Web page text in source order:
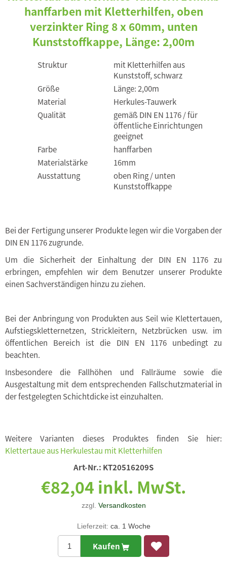
hanffarben mit Kletterhilfen, oben
verzinkter Ring 8 x 60mm, unten
Kunststoffkappe, Länge: 2,00m
Struktur
mit Kletterhilfen aus
Kunststoff, schwarz
Größe
Länge: 2,00m
Material
Herkules-Tauwerk
Qualität
gemäß DIN EN 1176 / für
öffentliche Einrichtungen
geeignet
Farbe
hanffarben
Materialstärke
16mm
Ausstattung
oben Ring / unten
Kunststoffkappe
Bei der Fertigung unserer Produkte legen wir die Vorgaben der
DIN EN 1176 zugrunde.
Um die Sicherheit der Einhaltung der DIN EN 1176 zu
erbringen, empfehlen wir dem Benutzer unserer Produkte
einen Sachverständigen hinzu zu ziehen.
Bei der Anbringung von Produkten aus Seil wie Klettertauen,
Aufstiegskletternetzen, Strickleitern, Netzbrücken usw. im
öffentlichen Bereich ist die DIN EN 1176 unbedingt zu
beachten.
Insbesondere die Fallhöhen und Fallräume sowie die
Ausgestaltung mit dem entsprechenden Fallschutzmaterial in
der festgelegten Schichtdicke ist einzuhalten.
Weitere Varianten dieses Produktes finden Sie hier:
Klettertaue aus Herkulestau mit Kletterhilfen
Art-Nr.: KT20516209S
€82,04 inkl. MwSt.
zzgl. Versandkosten
Lieferzeit: ca. 1 Woche
Kaufen